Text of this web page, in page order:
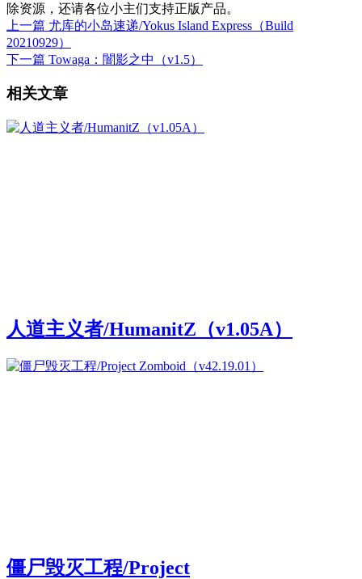
除资源，还请各位小主们支持正版产品。
上一篇 尤库的小岛速递/Yokus Island Express（Build
20210929）
下一篇 Towaga：闇影之中（v1.5）
相关文章
人道主义者/HumanitZ（v1.05A）
僵尸毁灭工程/Project